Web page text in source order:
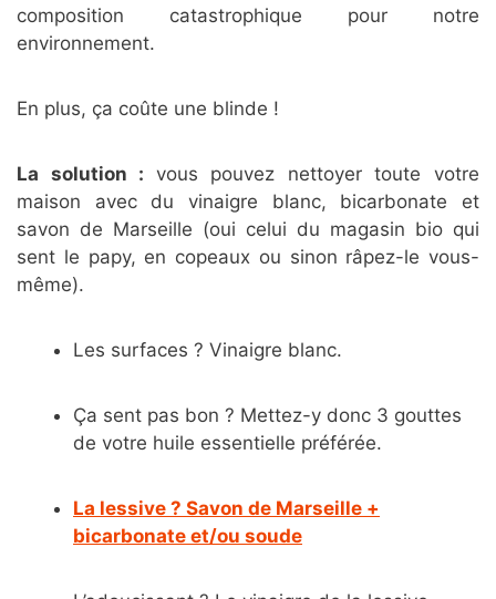
composition catastrophique pour notre
environnement.
En plus, ça coûte une blinde !
La solution : vous pouvez nettoyer toute votre
maison avec du vinaigre blanc, bicarbonate et
savon de Marseille (oui celui du magasin bio qui
sent le papy, en copeaux ou sinon râpez-le vous-
même).
Les surfaces ? Vinaigre blanc.
Ça sent pas bon ? Mettez-y donc 3 gouttes
de votre huile essentielle préférée.
La lessive ? Savon de Marseille +
bicarbonate et/ou soude